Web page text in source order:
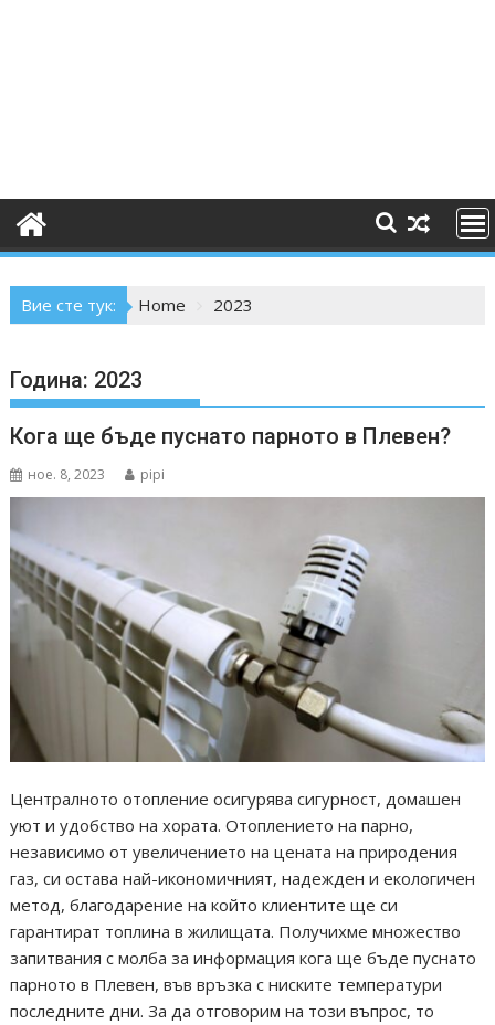
Вие сте тук: Home 2023
Година: 2023
Кога ще бъде пуснато парното в Плевен?
ное. 8, 2023 pipi
Централното отопление осигурява сигурност, домашен
уют и удобство на хората. Отоплението на парно,
независимо от увеличението на цената на природения
газ, си остава най-икономичният, надежден и екологичен
метод, благодарение на който клиентите ще си
гарантират топлина в жилищата. Получихме множество
запитвания с молба за информация кога ще бъде пуснато
парното в Плевен, във връзка с ниските температури
последните дни. За да отговорим на този въпрос, то